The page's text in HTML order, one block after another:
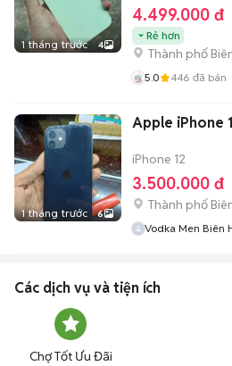
1 tháng trước 4
4.499.000 đ
Rẻ hơn
Thành phố
5.0 446 đã bán
1 tháng trước 6
Apple iPhone
iPhone 12
3.500.000 đ
Thành phố
Vodka Men Biên
Các dịch vụ và tiện ích
Chợ Tốt Ưu Đãi